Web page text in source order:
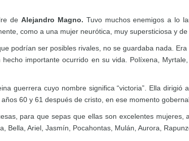
de Alejandro Magno. Tuvo muchos enemigos a lo
como a una mujer neurótica, muy supersticiosa y de
podrían ser posibles rivales, no se guardaba nada.
importante ocurrido en su vida. Políxena,
guerrera cuyo nombre significa “victoria”. Ella dirigió
60 y 61 después de cristo, en ese momento
para que sepas que ellas son excelentes
Bella, Ariel, Jasmín, Pocahontas, Mulán, Aurora,